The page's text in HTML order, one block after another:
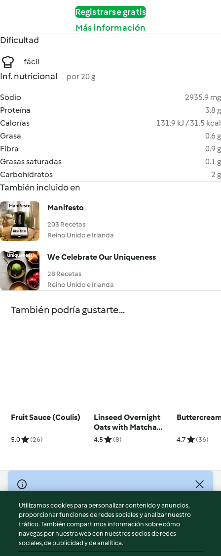
Registrarse gratis
Más información
Dificultad
fácil
Inf. nutricional por 20 g
Sodio
2935.9 mg
Proteína
3.8 g
Calorías
131.9 kJ / 31.5 kcal
Grasa
0.6 g
Fibra
0.9 g
Grasas saturadas
0.1 g
Carbohidratos
2 g
También incluido en
Manifesto
203 Recetas
Reino Unido e Irlanda
We Celebrate Our Uniqueness
28 Recetas
Reino Unido e Irlanda
También podría gustarte...
Fruit Sauce (Coulis)
5.0 (26)
Linseed Overnight
Oats with Matcha
Yoghurt
4.5 (8) 4.7 (36)
© Copyright 2026
Términos de uso
Política de privacidad
Aviso legal
Información legal
Utilizamos cookies para personalizar contenido y anuncios,
proporcionar funciones de redes sociales y analizar nuestro
tráfico. También compartimos información sobre cómo
navegas por nuestra web con nuestros socios de redes
sociales, de publicidad y de analítica.